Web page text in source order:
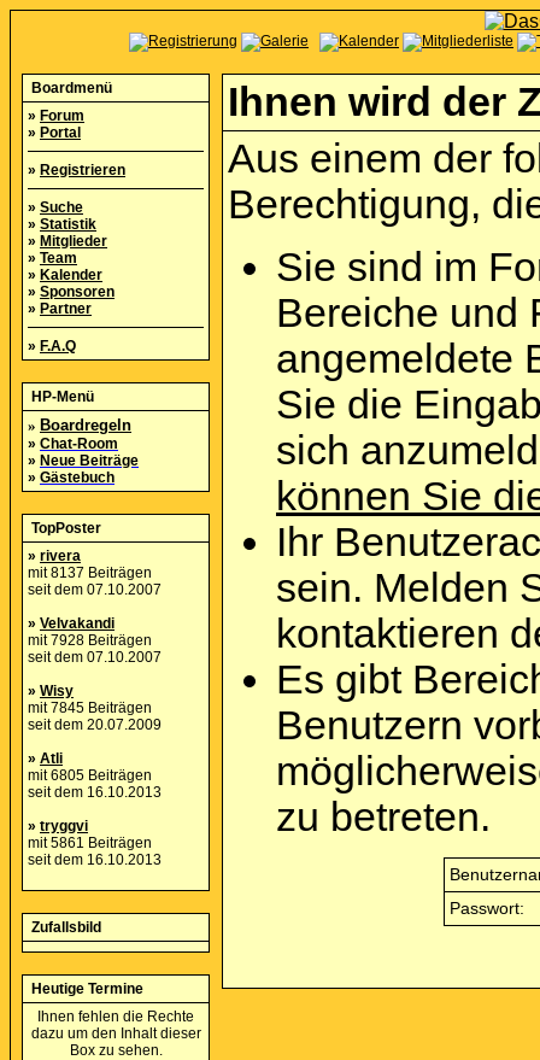
Boardmenü
» Forum
» Portal
» Registrieren
» Suche
» Statistik
» Mitglieder
» Team
» Kalender
» Sponsoren
» Partner
» F.A.Q
HP-Menü
» Boardregeln
» Chat-Room
» Neue Beiträge
» Gästebuch
TopPoster
» rivera
mit 8137 Beiträgen
seit dem 07.10.2007
» Velvakandi
mit 7928 Beiträgen
seit dem 07.10.2007
» Wisy
mit 7845 Beiträgen
seit dem 20.07.2009
» Atli
mit 6805 Beiträgen
seit dem 16.10.2013
» tryggvi
mit 5861 Beiträgen
seit dem 16.10.2013
Zufallsbild
Heutige Termine
Ihnen fehlen die Rechte
dazu um den Inhalt dieser
Box zu sehen.
Ihnen wird der
Aus einem der
Berechtigung,
Sie sind im
Bereiche und
angemeldete
Sie die
sich
können Sie
Ihr
sein. Melden
kontaktieren
Es gibt
Benutzern
zu betreten.
Passwort: